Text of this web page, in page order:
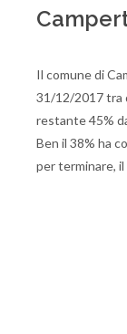
Il comune di
31/12/2017 tra
restante 45%
Ben il 38% ha
per terminare,